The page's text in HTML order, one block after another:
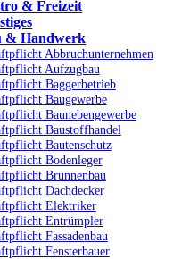
& Freizeit
& Handwerk
Abbruchunternehmen
Aufzugbau
Baggerbetrieb
Baugewerbe
Baunebengewerbe
Baustoffhandel
Bautenschutz
Bodenleger
Brunnenbau
Dachdecker
Elektriker
Entrümpler
Fassadenbau
Fensterbauer